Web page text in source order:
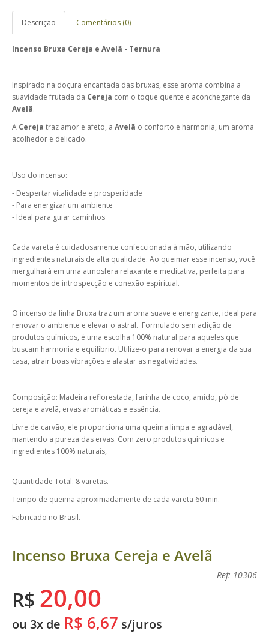
Descrição Comentários (0)
Incenso Bruxa Cereja e Avelã - Ternura
Inspirado na doçura encantada das bruxas, esse aroma combina a
suavidade frutada da Cereja com o toque quente e aconchegante da
Avelã.
A Cereja traz amor e afeto, a Avelã o conforto e harmonia, um aroma
acolhedor e delicado.
Uso do incenso:
- Despertar vitalidade e prosperidade
- Para energizar um ambiente
- Ideal para guiar caminhos
Cada vareta é cuidadosamente confeccionada à mão, utilizando
ingredientes naturais de alta qualidade. Ao queimar esse incenso, você
mergulhará em uma atmosfera relaxante e meditativa, perfeita para
momentos de introspecção e conexão espiritual.
O incenso da linha Bruxa traz um aroma suave e energizante, ideal para
renovar o ambiente e elevar o astral. Formulado sem adição de
produtos químicos, é uma escolha 100% natural para aqueles que
buscam harmonia e equilíbrio. Utilize-o para renovar a energia da sua
casa, atrair boas vibrações e afastar as negatividades.
Composição: Madeira reflorestada, farinha de coco, amido, pó de
cereja e avelã, ervas aromáticas e essência.
Livre de carvão, ele proporciona uma queima limpa e agradável,
mantendo a pureza das ervas. Com zero produtos químicos e
ingredientes 100% naturais,
Quantidade Total: 8 varetas.
Tempo de queima aproximadamente de cada vareta 60 min.
Fabricado no Brasil.
Incenso Bruxa Cereja e Avelã
Ref: 10306
R$ 20,00
ou 3x de R$ 6,67 s/juros